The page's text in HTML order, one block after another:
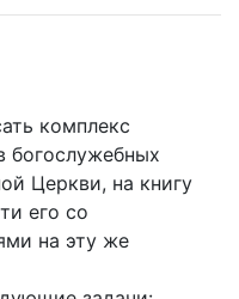
комплекс
богослужебных
Церкви, на книгу
его со
на эту же